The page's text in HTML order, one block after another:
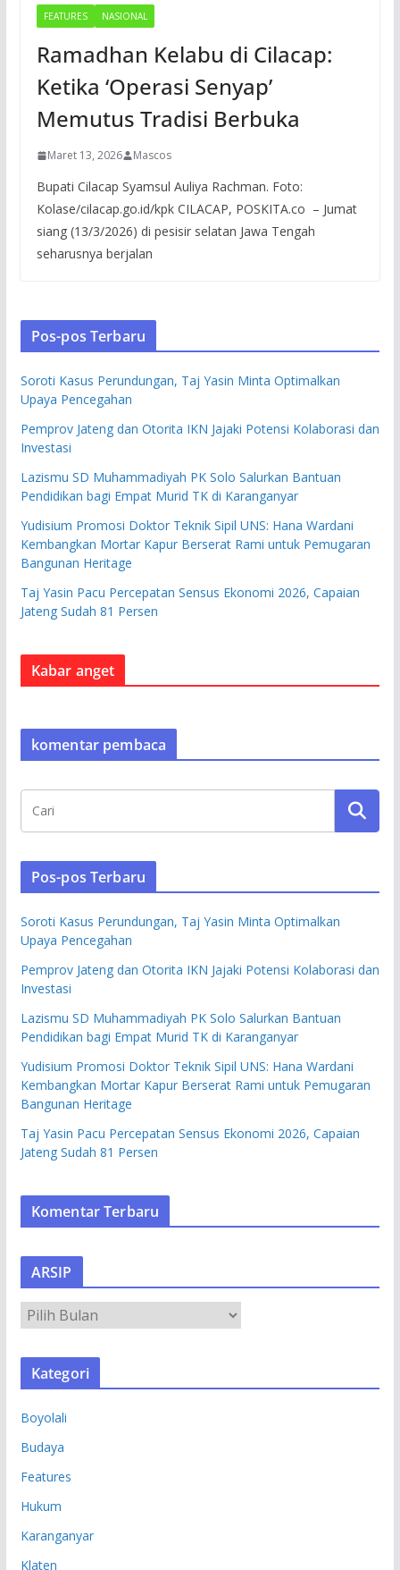
FEATURES NASIONAL
Ramadhan Kelabu di Cilacap:
Ketika ‘Operasi Senyap’
Memutus Tradisi Berbuka
Maret 13, 2026 Mascos
Bupati Cilacap Syamsul Auliya Rachman. Foto:
Kolase/cilacap.go.id/kpk CILACAP, POSKITA.co – Jumat
siang (13/3/2026) di pesisir selatan Jawa Tengah
seharusnya berjalan
Pos-pos Terbaru
Soroti Kasus Perundungan, Taj Yasin Minta Optimalkan
Upaya Pencegahan
Pemprov Jateng dan Otorita IKN Jajaki Potensi Kolaborasi dan
Investasi
Lazismu SD Muhammadiyah PK Solo Salurkan Bantuan
Pendidikan bagi Empat Murid TK di Karanganyar
Yudisium Promosi Doktor Teknik Sipil UNS: Hana Wardani
Kembangkan Mortar Kapur Berserat Rami untuk Pemugaran
Bangunan Heritage
Taj Yasin Pacu Percepatan Sensus Ekonomi 2026, Capaian
Jateng Sudah 81 Persen
Kabar anget
komentar pembaca
Pos-pos Terbaru
Soroti Kasus Perundungan, Taj Yasin Minta Optimalkan
Upaya Pencegahan
Pemprov Jateng dan Otorita IKN Jajaki Potensi Kolaborasi dan
Investasi
Lazismu SD Muhammadiyah PK Solo Salurkan Bantuan
Pendidikan bagi Empat Murid TK di Karanganyar
Yudisium Promosi Doktor Teknik Sipil UNS: Hana Wardani
Kembangkan Mortar Kapur Berserat Rami untuk Pemugaran
Bangunan Heritage
Taj Yasin Pacu Percepatan Sensus Ekonomi 2026, Capaian
Jateng Sudah 81 Persen
Komentar Terbaru
ARSIP
S
Kategori
Boyolali
Budaya
Features
Hukum
Karanganyar
Klaten